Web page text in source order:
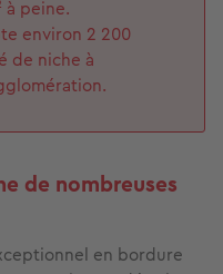
à peine.
environ 2 200
de niche à
de nombreuses
en bordure